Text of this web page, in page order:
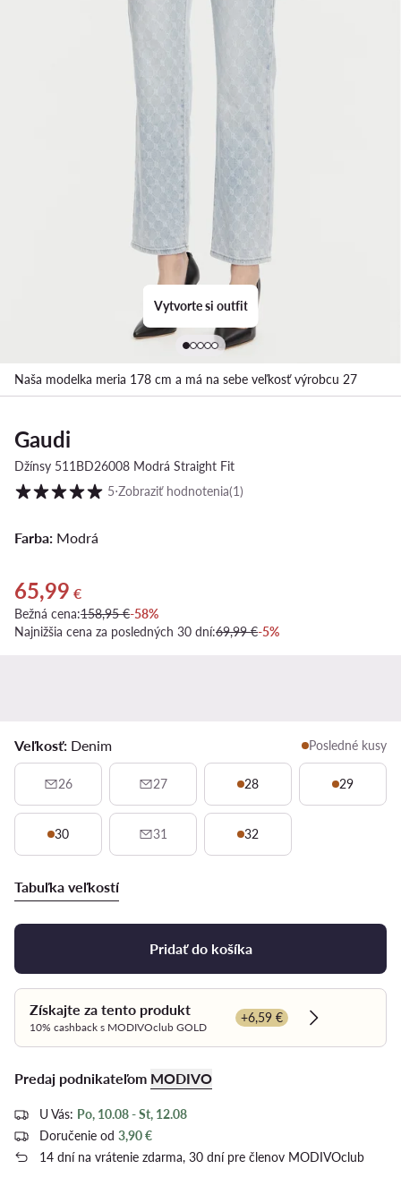
Vytvorte si outfit
Naša modelka meria 178 cm a má na sebe veľkosť výrobcu 27
Gaudi
Džínsy 511BD26008 Modrá Straight Fit
Hodnotenie zákazníkov v škále od 1 do 5
5⋅Zobraziť hodnotenia(1)
Farba: Modrá
Aktuálna cena 65,99 €
65,99 €
Bežná cena:158,95 €-58%
Najnižšia cena za posledných 30 dní:69,99 €-5%
Veľkosť: Denim Posledné kusy
26 27 28 29
30 31 32
Tabuľka veľkostí
Pridať do košíka
Získajte za tento produkt
10% cashback s MODIVOclub GOLD
+6,59 €
Dowiedz się
Predaj podnikateľom MODIVO
U Vás: Po, 10.08 - St, 12.08
Doručenie od 3,90 €
14 dní na vrátenie zdarma, 30 dní pre členov MODIVOclub